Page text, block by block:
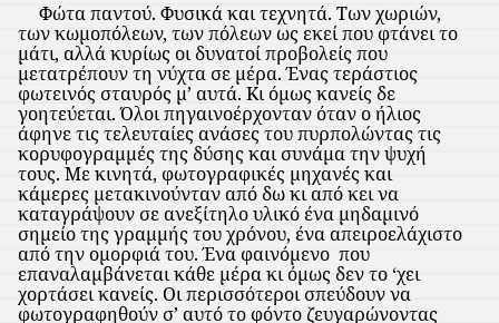
Φώτα παντού. Φυσικά και τεχνητά. Των χωριών,
των κωμοπόλεων, των πόλεων ως εκεί που φτάνει το
μάτι, αλλά κυρίως οι δυνατοί προβολείς που
μετατρέπουν τη νύχτα σε μέρα. Ένας τεράστιος
φωτεινός σταυρός μ’ αυτά. Κι όμως κανείς δε
γοητεύεται. Όλοι πηγαινοέρχονταν όταν ο ήλιος
άφηνε τις τελευταίες ανάσες του πυρπολώντας τις
κορυφογραμμές της δύσης και συνάμα την ψυχή
τους. Με κινητά, φωτογραφικές μηχανές και
κάμερες μετακινούνταν από δω κι από κει να
καταγράψουν σε ανεξίτηλο υλικό ένα μηδαμινό
σημείο της γραμμής του χρόνου, ένα απειροελάχιστο
από την ομορφιά του. Ένα φαινόμενο που
επαναλαμβάνεται κάθε μέρα κι όμως δεν το ‘χει
χορτάσει κανείς. Οι περισσότεροι σπεύδουν να
φωτογραφηθούν σ’ αυτό το φόντο ζευγαρώνοντας